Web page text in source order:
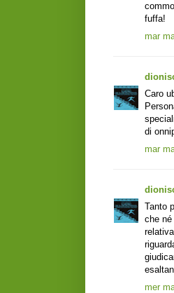
fuffa!
mar
Caro
di
mar
Tanto
che
mer